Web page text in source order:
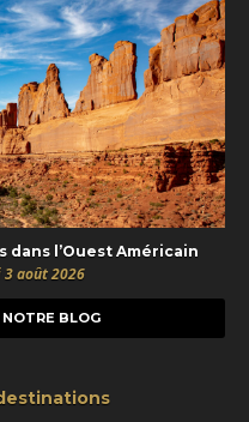
l’Ouest Américain
3 août 2026
BLOG